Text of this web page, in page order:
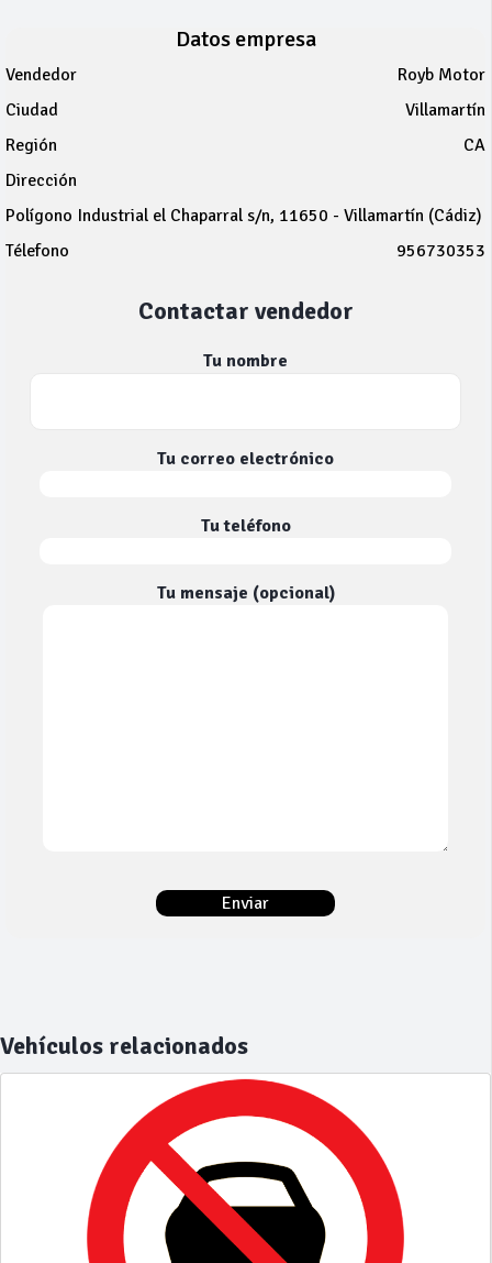
Datos empresa
Vendedor
Royb Motor
Ciudad
Villamartín
Región
CA
Dirección
Polígono Industrial el Chaparral s/n, 11650 - Villamartín (Cádiz)
Télefono
956730353
Contactar vendedor
Tu nombre
Tu correo electrónico
Tu teléfono
Tu mensaje (opcional)
Vehículos relacionados